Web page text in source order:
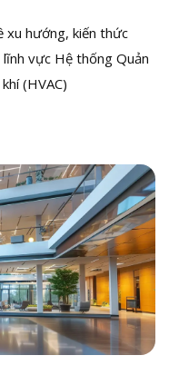
xu hướng, kiến thức
vực Hệ thống Quản
(HVAC)